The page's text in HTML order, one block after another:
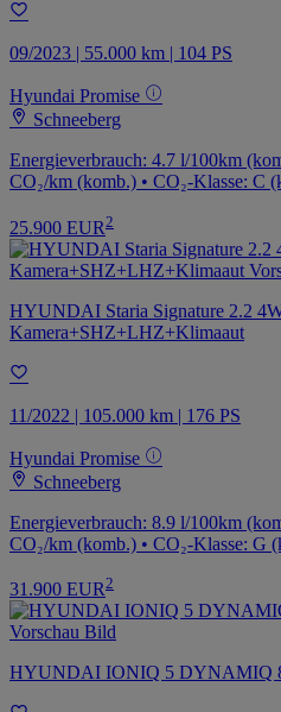
09/2023 | 55.000 km | 104 PS
Hyundai Promise
Schneeberg
Energieverbrauch: 4.7 l/100km
CO₂/km (komb.) • CO₂-Klasse: C
25.900 EUR 2
HYUNDAI Staria Signature 2.2
Kamera+SHZ+LHZ+Klimaaut
11/2022 | 105.000 km | 176 PS
Hyundai Promise
Schneeberg
Energieverbrauch: 8.9 l/100km
CO₂/km (komb.) • CO₂-Klasse: G
31.900 EUR 2
HYUNDAI IONIQ 5 DYNAMIQ